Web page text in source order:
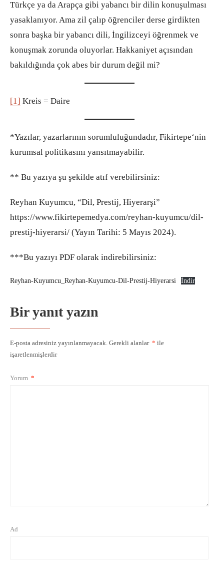
Türkçe ya da Arapça gibi yabancı bir dilin konuşulması
yasaklanıyor. Ama zil çalıp öğrenciler derse girdikten
sonra başka bir yabancı dili, İngilizceyi öğrenmek ve
konuşmak zorunda oluyorlar. Hakkaniyet açısından
bakıldığında çok abes bir durum değil mi?
[1] Kreis = Daire
*Yazılar, yazarlarının sorumluluğundadır, Fikirtepe‘nin
kurumsal politikasını yansıtmayabilir.
** Bu yazıya şu şekilde atıf verebilirsiniz:
Reyhan Kuyumcu, “Dil, Prestij, Hiyerarşi”
https://www.fikirtepemedya.com/reyhan-kuyumcu/dil-
prestij-hiyerarsi/ (Yayın Tarihi: 5 Mayıs 2024).
***Bu yazıyı PDF olarak indirebilirsiniz:
Reyhan-Kuyumcu_Reyhan-Kuyumcu-Dil-Prestij-Hiyerarsi İndir
Bir yanıt yazın
E-posta adresiniz yayınlanmayacak. Gerekli alanlar * ile
işaretlenmişlerdir
Yorum *
Ad